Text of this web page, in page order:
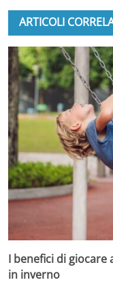
ARTICOLI
I benefici di giocare
in inverno